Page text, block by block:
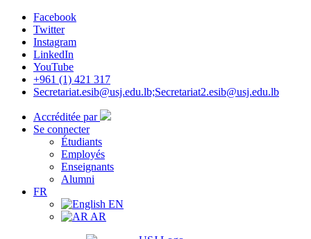
Facebook
Twitter
Instagram
LinkedIn
YouTube
+961 (1) 421 317
Secretariat.esib@usj.edu.lb;Secretariat2.esib@usj.edu.lb
Accréditée par
Se connecter
Étudiants
Employés
Enseignants
Alumni
FR
EN
AR